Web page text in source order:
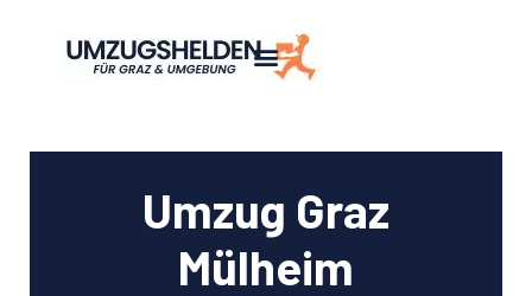
Umzug Graz
Mülheim